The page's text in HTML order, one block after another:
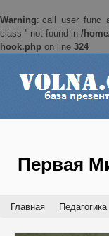
Warning:
class '' not found in /
hook.php on line 324
Первая
Главная Педагогика